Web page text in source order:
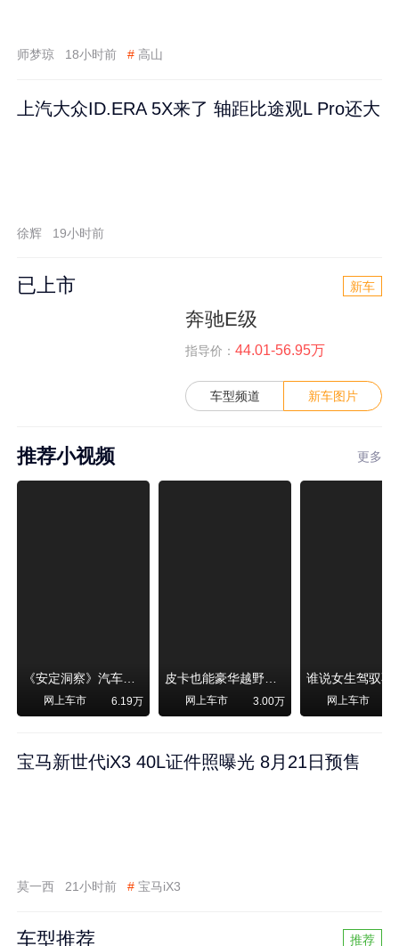
师梦琼 18小时前 # 高山
上汽大众ID.ERA 5X来了 轴距比途观L Pro还大
徐辉 19小时前
已上市 新车
奔驰E级
指导价： 44.01-56.95万
车型频道 新车图片
推荐小视频 更多
《安定洞察》汽车烧不烧油，和石油安全无关！
网上车市 6.19万
皮卡也能豪华越野！纵横F700上市，限时卖29.99万起
网上车市 3.00万 网上车市
宝马新世代iX3 40L证件照曝光 8月21日预售
莫一西 21小时前 # 宝马iX3
车型推荐 推荐